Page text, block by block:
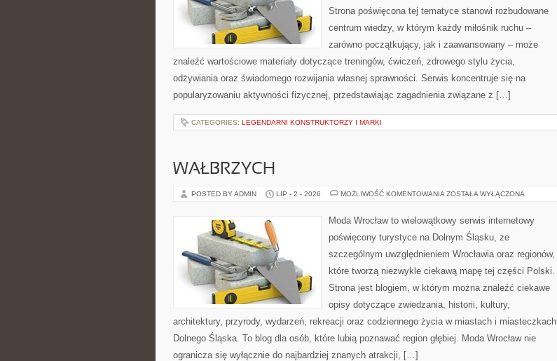
Strona poświęcona tej tematyce stanowi rozbudowane
centrum wiedzy, w którym każdy miłośnik ruchu –
zarówno początkujący, jak i zaawansowany – może
znaleźć wartościowe materiały dotyczące treningów, ćwiczeń, zdrowego stylu życia,
odżywiania oraz świadomego rozwijania własnej sprawności. Serwis koncentruje się na
popularyzowaniu aktywności fizycznej, przedstawiając zagadnienia związane z […]
CATEGORIES: LEGENDARNI KONSTRUKTORZY I MARKI
WAŁBRZYCH
POSTED BY ADMIN LIP - 2 - 2026 MOŻLIWOŚĆ KOMENTOWANIA WAŁBRZYCH
ZOSTAŁA WYŁĄCZONA
Moda Wrocław to wielowątkowy serwis internetowy
poświęcony turystyce na Dolnym Śląsku, ze
szczególnym uwzględnieniem Wrocławia oraz regionów,
które tworzą niezwykle ciekawą mapę tej części Polski.
Strona jest blogiem, w którym można znaleźć ciekawe
opisy dotyczące zwiedzania, historii, kultury,
architektury, przyrody, wydarzeń, rekreacji oraz codziennego życia w miastach i miasteczkach
Dolnego Śląska. To blog dla osób, które lubią poznawać region głębiej. Moda Wrocław nie
ogranicza się wyłącznie do najbardziej znanych atrakcji, […]